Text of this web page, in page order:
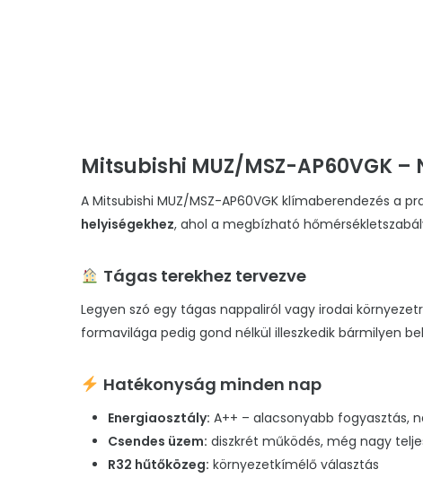
Mitsubishi MUZ/MSZ-AP60VGK
A Mitsubishi MUZ/MSZ-AP60VGK klímaberendezés a
helyiségekhez, ahol a megbízható
Tágas terekhez tervezve
Legyen szó egy tágas nappaliról vagy irodai
formavilága pedig gond nélkül illeszkedik bármilyen
Hatékonyság minden nap
Energiaosztály: A++ – alacsonyabb fogyasztás,
Csendes üzem: diszkrét működés, még nagy
R32 hűtőközeg: környezetkímélő választás